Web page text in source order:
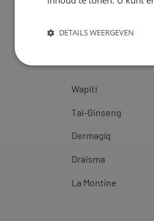
Wapiti
Tai-Ginseng
Dermagíq
Draisma
La Montine
DETAILS WEERGEVEN